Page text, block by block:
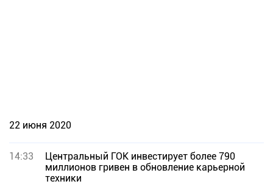
22 июня 2020
14:33
Центральный ГОК инвестирует более 790
миллионов гривен в обновление карьерной
техники